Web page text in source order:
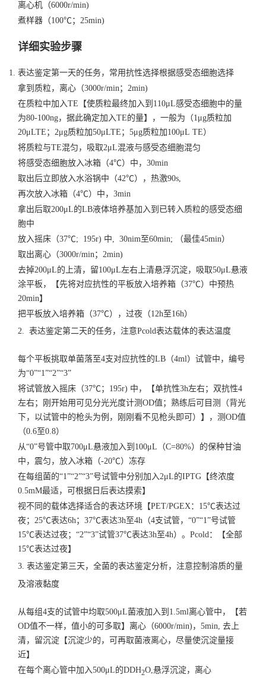
离心机（6000r/min)
煮样器（100℃；25min)
详细实验步骤
表达鉴定第一天的任务，常用抗性选择根据感受态细胞选择
拿到质粒，离心（3000r/min；2min)
在质粒中加入TE【使质粒最终加入到110μL感受态细胞中的量
为80-100ng，据此确定加入TE的量】，一般为（1μg质粒加
20μLTE；2μg质粒加50μLTE；5μg质粒加100μL TE）
将质粒与TE混匀，吸取2μL混液与感受态细胞混匀
将感受态细胞放入冰箱（4℃）中，30min
取出后立即放入水浴锅中（42℃），热激90s,
再次放入冰箱（4℃）中，3min
拿出后取200μL的LB液体培养基加入到已转入质粒的感受态细
胞中
放入摇床（37℃; 195r) 中, 30nim至60min; （最佳45min）
取出离心（3000r/min；2min)
去掉200μL的上清，留100μL左右上清悬浮沉淀，吸取50μL悬液
涂平板，【先将对应抗性的平板放入培养箱（37℃）中预热
20min】
把平板放入培养箱（37℃），过夜（12h至16h）
2. 表达鉴定第二天的任务，注意Pcold表达载体的表达温度
每个平板挑取单菌落至4支对应抗性的LB（4ml）试管中，编号
为“0”“1”“2”“3”
将试管放入摇床（37℃；195r) 中，【单抗性3h左右；双抗性4
左右；刚开始用可见分光光度计测OD值；熟练后可目测（背光
下，以试管中的枪头为例，刚刚看不见枪头即可）】，测OD值
（0.6至0.8）
从“0”号管中取700μL悬液加入到100μL（C=80%）的保种甘油
中，震匀，放入冰箱（-20℃）冻存
在每组菌的“1”“2”“3”号试管中分别加入2μL的IPTG【终浓度
0.5mM最适，可根据日后表达摸索】
视不同的载体选择适合的表达环境【PET/PGEX：15℃表达过
夜；25℃表达6h；37℃表达3h至4h（4支试管，“0”“1”号试管
15℃表达过夜；“2”“3”试管37℃表达3h至4h）。Pcold：【全部
15℃表达过夜】
3. 表达鉴定第三天，全菌的表达鉴定分析，注意控制溶质的量
及溶液黏度
从每组4支的试管中均取500μL菌液加入到1.5ml离心管中，【若
OD值不一样，值小的可多取】离心（6000r/min)，5min, 去上
清，留沉淀【沉淀少的，可再取菌液离心，尽量使沉淀量接
近】
在每个离心管中加入500μL的DDH2O,悬浮沉淀，离心